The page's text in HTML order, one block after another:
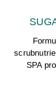
SPA